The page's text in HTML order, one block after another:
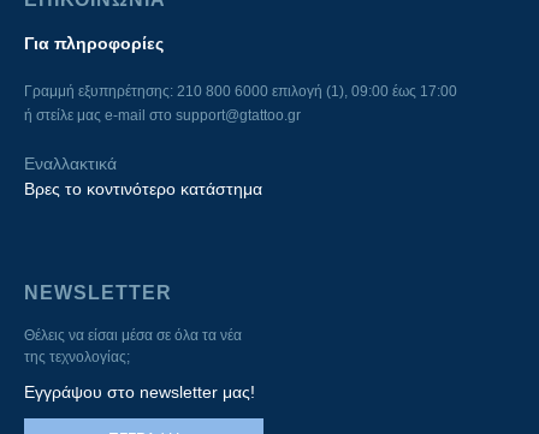
Για πληροφορίες
Γραμμή εξυπηρέτησης: 210 800 6000 επιλογή (1), 09:00 έως 17:00
ή στείλε μας e-mail στο support@gtattoo.gr
Εναλλακτικά
Βρες το κοντινότερο κατάστημα
NEWSLETTER
Θέλεις να είσαι μέσα σε όλα τα νέα
της τεχνολογίας;
Εγγράψου στο newsletter μας!